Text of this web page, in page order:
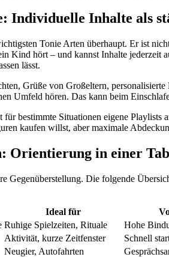
Individuelle Inhalte als
Tonie Arten überhaupt. Er ist
Kind hört – und kannst Inhalte
lässt.
Grüße von Großeltern,
Umfeld hören. Das kann beim
bestimmte Situationen eigene
kaufen willst, aber maximale
Orientierung in einer
Die folgende
Ideal für
Ruhige Spielzeiten, Rituale Hohe
Aktivität, kurze Zeitfenster Schnell
Neugier, Autofahrten